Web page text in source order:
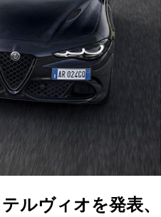
ルヴィオを発表、